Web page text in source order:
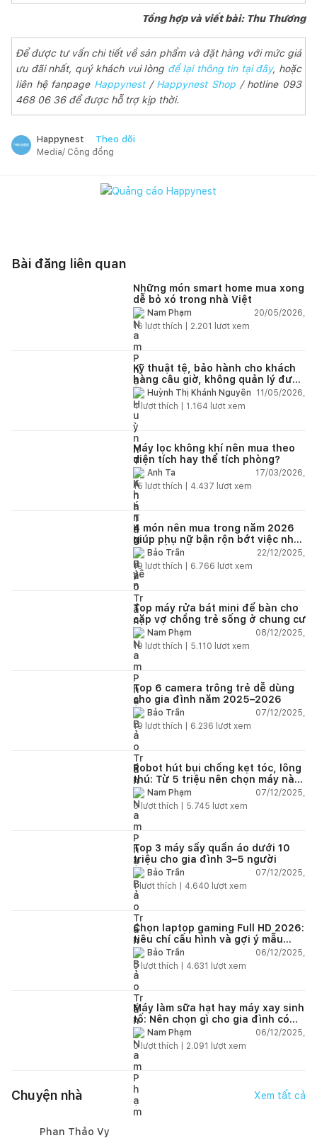
Tổng hợp và viết bài: Thu Thương
Để được tư vấn chi tiết về sản phẩm và đặt hàng với mức giá
ưu đãi nhất, quý khách vui lòng để lại thông tin tại đây, hoặc
liên hệ fanpage Happynest/ Happynest Shop / hotline 093
468 06 36 để được hỗ trợ kịp thời.
Happynest Theo dõi
Media/ Cộng đồng
Bài đăng liên quan
Những món smart home mua xong
dễ bỏ xó trong nhà Việt
Nam Phạm
20/05/2026,
16 lượt thích | 2.201 lượt xem
Kỹ thuật tệ, bảo hành cho khách
hàng câu giờ, không quản lý được
nhân viên xây dựng của mình,
điện nhẹ, điện nước, tường quá
kém. Luôn đổ lỗi cho nhân viên.
Bảo hành quá tệ, tôi phải đợi rất
lâu mới dc bảo hành, liên hệ để
được bảo hành thì bơ khách
Huỳnh Thị Khánh Nguyên
11/05/2026,
4lượt thích | 1.164 lượt xem
Máy lọc không khí nên mua theo
diện tích hay thể tích phòng?
Anh Ta
17/03/2026,
15 lượt thích | 4.437 lượt xem
4 món nên mua trong năm 2026
giúp phụ nữ bận rộn bớt việc nhà,
nhẹ đầu mỗi ngày
Bảo Trần
22/12/2025,
19 lượt thích | 6.766 lượt xem
Top máy rửa bát mini để bàn cho
cặp vợ chồng trẻ sống ở chung cư
Nam Phạm
08/12/2025,
19 lượt thích | 5.110 lượt xem
Top 6 camera trông trẻ dễ dùng
cho gia đình năm 2025–2026
Bảo Trần
07/12/2025,
19 lượt thích | 6.236 lượt xem
Robot hút bụi chống kẹt tóc, lông
thú: Từ 5 triệu nên chọn máy nào
năm 2025–2026?
Nam Phạm
07/12/2025,
6lượt thích | 5.745 lượt xem
Top 3 máy sấy quần áo dưới 10
triệu cho gia đình 3–5 người
Bảo Trần
07/12/2025,
1lượt thích | 4.640 lượt xem
Chọn laptop gaming Full HD 2026:
tiêu chí cấu hình và gợi ý mẫu
đáng mua
Bảo Trần
06/12/2025,
0lượt thích | 4.631 lượt xem
Máy làm sữa hạt hay máy xay sinh
tố: Nên chọn gì cho gia đình có
trẻ nhỏ (2–4 người)?
Nam Phạm
06/12/2025,
0lượt thích | 2.091 lượt xem
Chuyện nhà Xem tất cả
Phan Thảo Vy